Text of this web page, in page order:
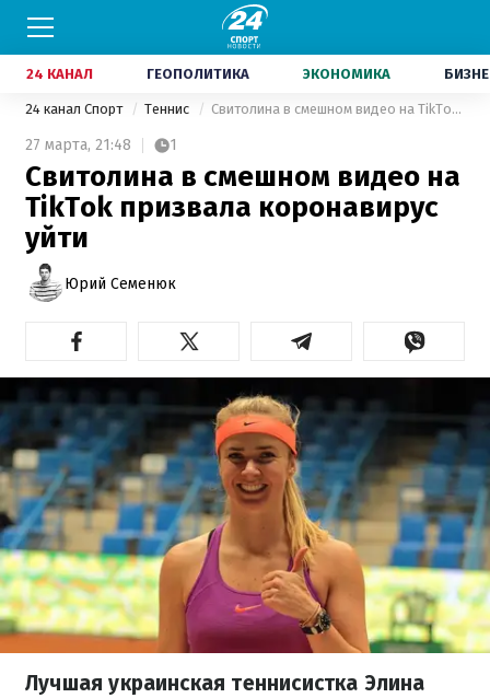
24 КАНАЛ ГЕОПОЛИТИКА ЭКОНОМИКА
24 канал Спорт Теннис Свитолина в смешном видео на TikTok призвала коронавирус уйти
27 марта, 21:48 1
Свитолина в смешном видео на
TikTok призвала коронавирус
уйти
Юрий Семенюк
Лучшая украинская теннисистка Элина